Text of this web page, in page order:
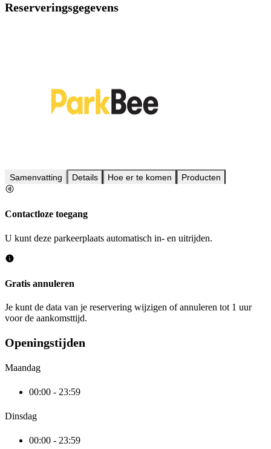
Reserveringsgegevens
Samenvatting Details Hoe er te komen Producten
Contactloze toegang
U kunt deze parkeerplaats automatisch in- en uitrijden.
Gratis annuleren
Je kunt de data van je reservering wijzigen of annuleren tot 1 uur
voor de aankomsttijd.
Openingstijden
Maandag
00:00 - 23:59
Dinsdag
00:00 - 23:59